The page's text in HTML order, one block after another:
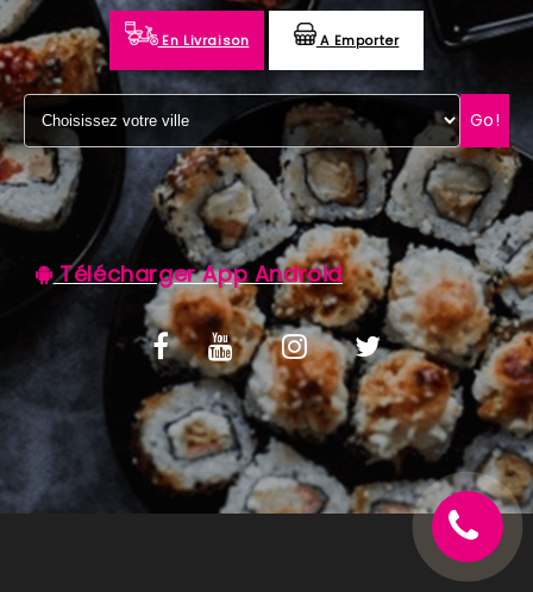
VOS AVIS
MENTIONS LÉGALES
C.G.V
En Livraison A Emporter
Go!
Télécharger App Android